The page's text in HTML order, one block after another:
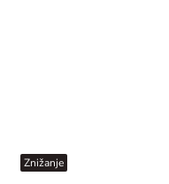
Znižanje